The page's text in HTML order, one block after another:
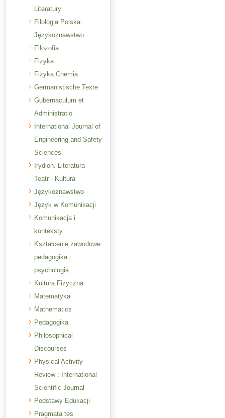
Literatury
Filologia Polska:
Językoznawstwo
Filozofia
Fizyka
Fizyka.Chemia
Germanistische Texte
Gubernaculum et
Administratio
International Journal of
Engineering and Safety
Sciences
Irydion. Literatura -
Teatr - Kultura
Językoznawstwo
Język w Komunikacji
Komunikacja i
konteksty
Kształcenie zawodowe:
pedagogika i
psychologia
Kultura Fizyczna
Matematyka
Mathematics
Pedagogika
Philosophical
Discourses
Physical Activity
Review : International
Scientific Journal
Podstawy Edukacji
Pragmata tes